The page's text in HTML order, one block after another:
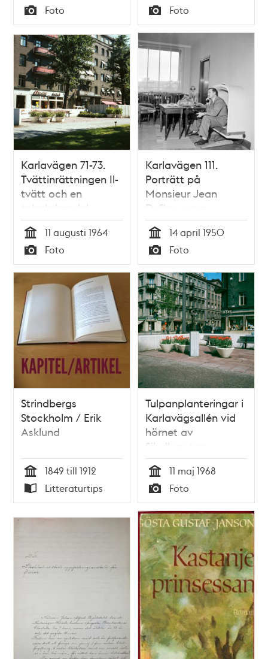
Tid
Typ
Foto
Tid
Typ
Foto
Karlavägen 71-73.
Tvättinrättningen Il-
tvätt och en
tobakshandel
Tid
11 augusti 1964
Typ
Foto
Karlavägen 111.
Porträtt på
Monsieur Jean
Duflos, en av
diplomaterna som
flyttar in i
Diplomaternas hus
på Östermalm
Tid
14 april 1950
Typ
Foto
Strindbergs
Stockholm / Erik
Asklund
Tid
1849 till 1912
Typ
Litteraturtips
Tulpanplanteringar i
Karlavägsallén vid
hörnet av
Sibyllegatan.
Skulptur av Ebba
Ahlmark-Hughes
med titeln: Kvinna
med handspegel
Tid
11 maj 1968
Typ
Foto